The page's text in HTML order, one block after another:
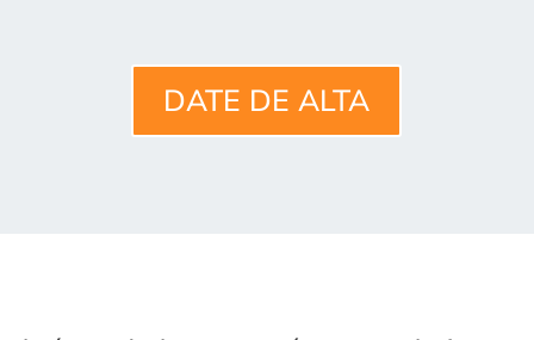
DATE DE ALTA